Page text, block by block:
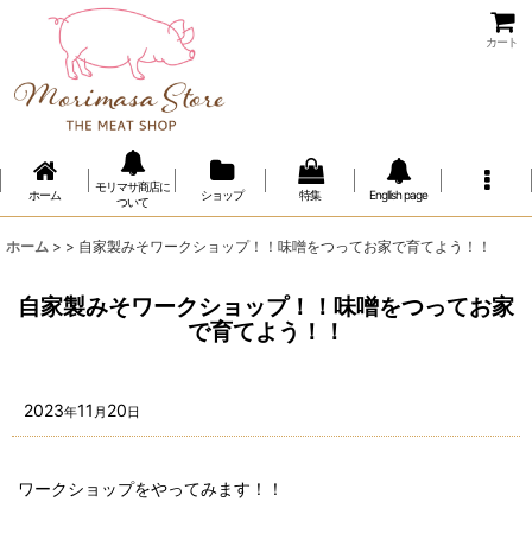
カート
ホーム
モリマサ商店に
ついて
ショップ 特集 Engllish page
ホーム > > 自家製みそワークショップ！！味噌をつってお家で育てよう！！
自家製みそワークショップ！！味噌をつってお家
で育てよう！！
2023年11 月 20日
ワークショップをやってみます！！